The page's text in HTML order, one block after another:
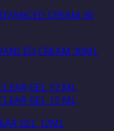
CREAM 30ML
GEL 12ML